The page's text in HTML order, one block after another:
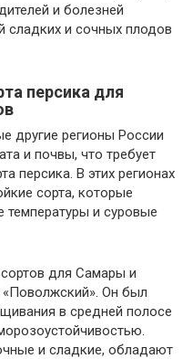
и болезней
сладких и сочных плодов
персика для
другие регионы России
и почвы, что требует
персика. В этих регионах
сорта, которые
и суровые
для Самары и
«Поволжский». Он был
в средней полосе
и сладкие, обладают